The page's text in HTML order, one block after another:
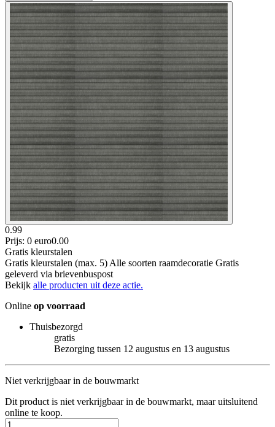
0.99
Prijs: 0 euro0.00
Gratis kleurstalen
Gratis kleurstalen (max. 5) Alle soorten raamdecoratie Gratis
geleverd via brievenbuspost
Bekijk alle producten uit deze actie.
Online op voorraad
Thuisbezorgd
gratis
Bezorging tussen 12 augustus en 13 augustus
Niet verkrijgbaar in de bouwmarkt
Dit product is niet verkrijgbaar in de bouwmarkt, maar uitsluitend
online te koop.